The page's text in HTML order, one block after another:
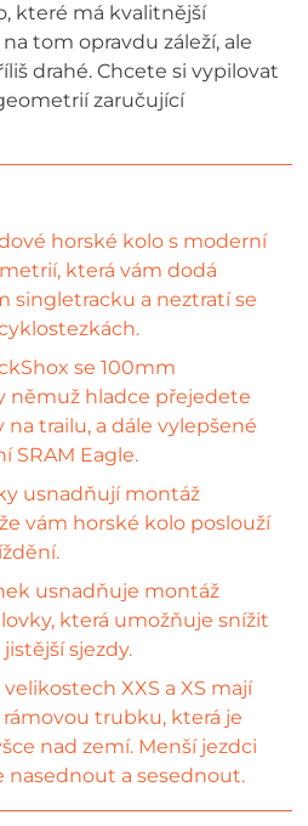
které má kvalitnější
tom opravdu záleží, ale
drahé. Chcete si vypilovat
zaručující
horské kolo s moderní
která vám dodá
singletracku a neztratí se
se 100mm
němuž hladce přejedete
trailu, a dále vylepšené
SRAM Eagle.
usnadňují montáž
vám horské kolo poslouží
usnadňuje montáž
která umožňuje snížit
sjezdy.
XXS a XS mají
trubku, která je
nad zemí. Menší jezdci
nasednout a sesednout.